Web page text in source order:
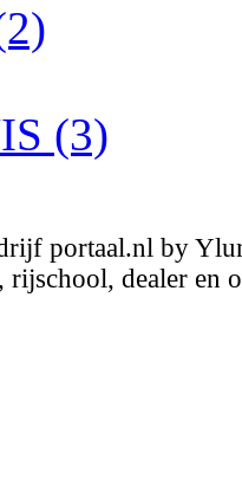
(3)
portaal.nl by
dealer en